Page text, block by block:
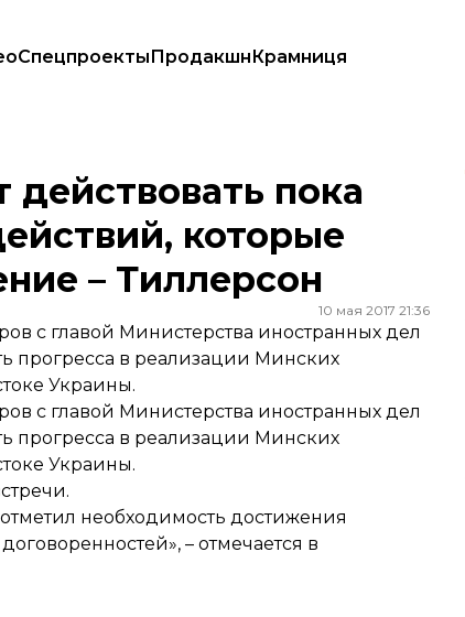
СпецпроектыПродакшнКрамниця
которые спровоцировали их введение – Тиллерсон
пока
которые
– Тиллерсон
10 мая 2017 21:36
с главой Министерства иностранных дел
прогресса в реализации Минских
Украины.
с главой Министерства иностранных дел
прогресса в реализации Минских
Украины.
необходимость достижения
– отмечается в